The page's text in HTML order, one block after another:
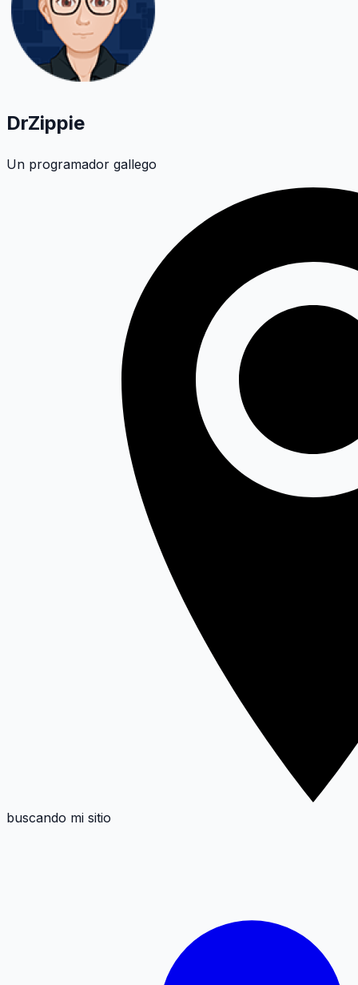
DrZippie
Un programador gallego
buscando mi sitio